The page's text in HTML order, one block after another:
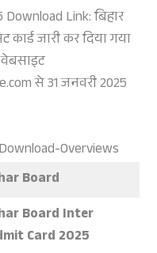
Link: बिहार
कार्ड जारी कर दिया गया
से 31 जनवरी 2025
Overviews
Board
Board Inter
Card 2025